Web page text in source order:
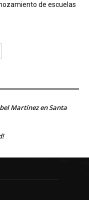
de escuelas
Martínez en Santa